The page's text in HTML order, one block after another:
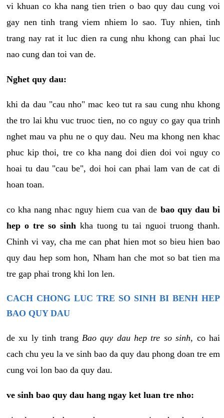
vi khuan co kha nang tien trien o bao quy dau cung voi
gay nen tinh trang viem nhiem lo sao. Tuy nhien, tinh
trang nay rat it luc dien ra cung nhu khong can phai luc
nao cung dan toi van de.
Nghet quy dau:
khi da dau "cau nho" mac keo tut ra sau cung nhu khong
the tro lai khu vuc truoc tien, no co nguy co gay qua trinh
nghet mau va phu ne o quy dau. Neu ma khong nen khac
phuc kip thoi, tre co kha nang doi dien doi voi nguy co
hoai tu dau "cau be", doi hoi can phai lam van de cat di
hoan toan.
co kha nang nhac nguy hiem cua van de bao quy dau bi
hep o tre so sinh kha tuong tu tai nguoi truong thanh.
Chinh vi vay, cha me can phat hien mot so bieu hien bao
quy dau hep som hon, Nham han che mot so bat tien ma
tre gap phai trong khi lon len.
CACH CHONG LUC TRE SO SINH BI BENH HEP
BAO QUY DAU
de xu ly tinh trang Bao quy dau hep tre so sinh, co hai
cach chu yeu la ve sinh bao da quy dau phong doan tre em
cung voi lon bao da quy dau.
ve sinh bao quy dau hang ngay ket luan tre nho: